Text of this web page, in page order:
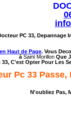
PC 33, Depannage
Haut de Page. Vous
à Saint MorillonQue
C'est Opter Pour Les
Pc 33
N'oubliez Pas,